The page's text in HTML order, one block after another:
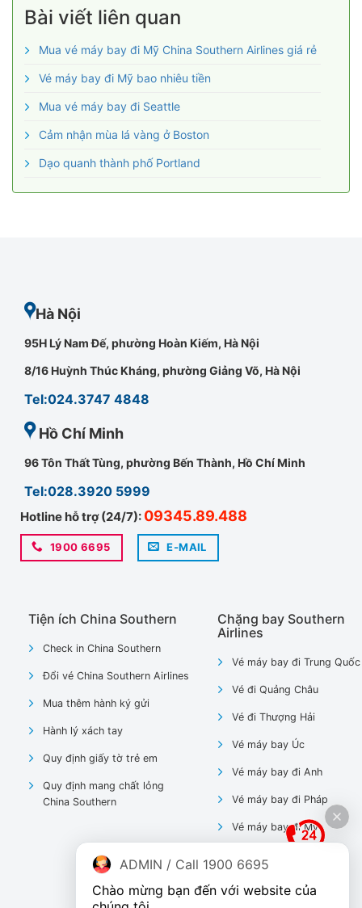
Bài viết liên quan
Mua vé máy bay đi Mỹ China Southern Airlines giá rẻ
Vé máy bay đi Mỹ bao nhiêu tiền
Mua vé máy bay đi Seattle
Cảm nhận mùa lá vàng ở Boston
Dạo quanh thành phố Portland
Hà Nội
95H Lý Nam Đế, phường Hoàn Kiếm, Hà Nội
8/16 Huỳnh Thúc Kháng, phường Giảng Võ, Hà Nội
Tel:024.3747 4848
Hồ Chí Minh
96 Tôn Thất Tùng, phường Bến Thành, Hồ Chí Minh
Tel:028.3920 5999
Hotline hỗ trợ (24/7): 09345.89.488
1900 6695 E-MAIL
Tiện ích China Southern
Check in China Southern
Đổi vé China Southern Airlines
Mua thêm hành ký gửi
Hành lý xách tay
Quy định giấy tờ trẻ em
Quy định mang chất lỏng
China Southern
Chặng bay Southern
Airlines
Vé máy bay đi Trung Quốc
Vé đi Quảng Châu
Vé đi Thượng Hải
Vé máy bay Úc
Vé máy bay đi Anh
Vé máy bay đi Pháp
Vé máy bay đi Mỹ
ADMIN / Call 1900 6695
Chào mừng bạn đến với website của